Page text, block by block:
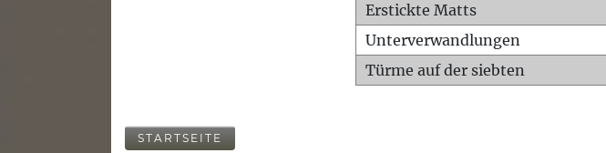
Erstickte Matts
Unterverwandlungen
Türme auf der siebten
STARTSEITE